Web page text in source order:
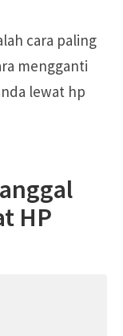
cara paling
mengganti
lewat hp
HP